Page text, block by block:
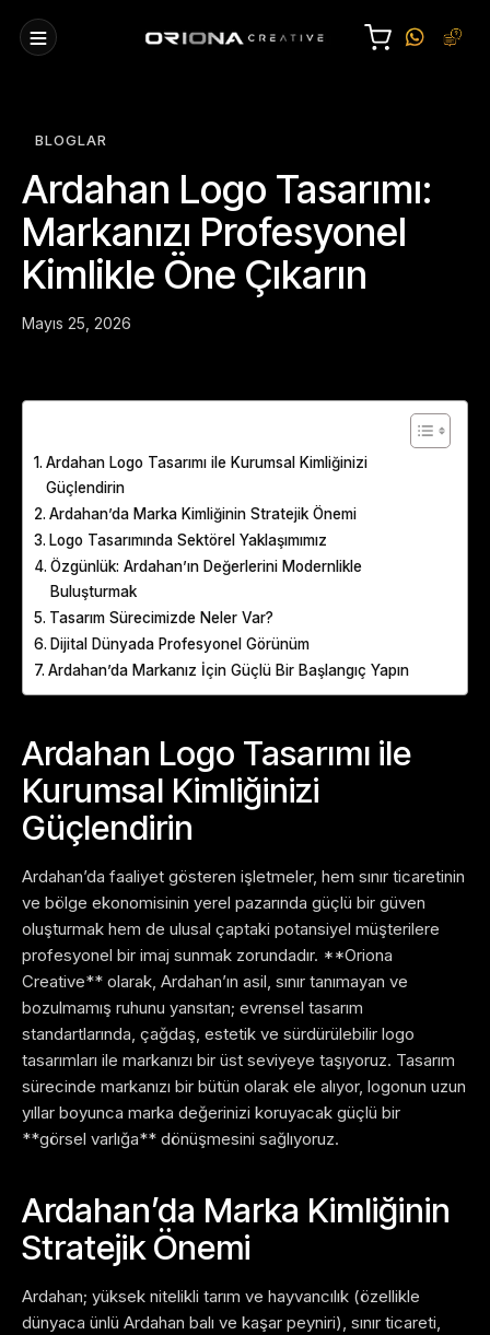
BLOGLAR
Ardahan Logo Tasarımı:
Markanızı Profesyonel
Kimlikle Öne Çıkarın
Mayıs 25, 2026
Ardahan Logo Tasarımı ile Kurumsal Kimliğinizi
Güçlendirin
Ardahan’da Marka Kimliğinin Stratejik Önemi
Logo Tasarımında Sektörel Yaklaşımımız
Özgünlük: Ardahan’ın Değerlerini Modernlikle
Buluşturmak
Tasarım Sürecimizde Neler Var?
Dijital Dünyada Profesyonel Görünüm
Ardahan’da Markanız İçin Güçlü Bir Başlangıç Yapın
Ardahan Logo Tasarımı ile
Kurumsal Kimliğinizi
Güçlendirin
Ardahan’da faaliyet gösteren işletmeler, hem sınır ticaretinin
ve bölge ekonomisinin yerel pazarında güçlü bir güven
oluşturmak hem de ulusal çaptaki potansiyel müşterilere
profesyonel bir imaj sunmak zorundadır. **Oriona
Creative** olarak, Ardahan’ın asil, sınır tanımayan ve
bozulmamış ruhunu yansıtan; evrensel tasarım
standartlarında, çağdaş, estetik ve sürdürülebilir logo
tasarımları ile markanızı bir üst seviyeye taşıyoruz. Tasarım
sürecinde markanızı bir bütün olarak ele alıyor, logonun uzun
yıllar boyunca marka değerinizi koruyacak güçlü bir
**görsel varlığa** dönüşmesini sağlıyoruz.
Ardahan’da Marka Kimliğinin
Stratejik Önemi
Ardahan; yüksek nitelikli tarım ve hayvancılık (özellikle
dünyaca ünlü Ardahan balı ve kaşar peyniri), sınır ticareti,